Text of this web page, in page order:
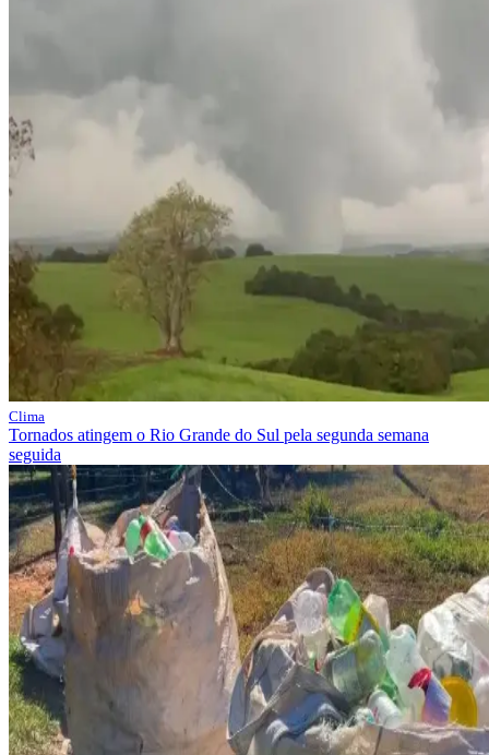
Clima
Tornados atingem o Rio Grande do Sul pela segunda semana
seguida